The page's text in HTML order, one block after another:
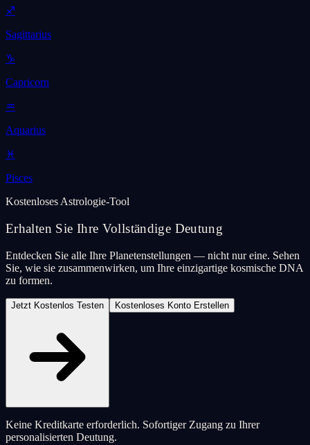
♐
Sagittarius
♑
Capricorn
♒
Aquarius
♓
Pisces
Kostenloses Astrologie-Tool
Erhalten Sie Ihre Vollständige Deutung
Entdecken Sie alle Ihre Planetenstellungen — nicht nur eine. Sehen
Sie, wie sie zusammenwirken, um Ihre einzigartige kosmische DNA
zu formen.
Jetzt Kostenlos Testen Kostenloses Konto Erstellen
Keine Kreditkarte erforderlich. Sofortiger Zugang zu Ihrer
personalisierten Deutung.